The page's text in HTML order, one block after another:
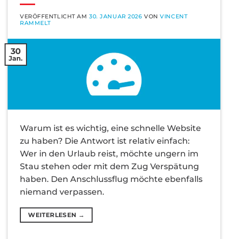
VERÖFFENTLICHT AM30. JANUAR 2026 VONVINCENT
RAMMELT
30
Jan.
Warum ist es wichtig, eine schnelle Website
zu haben? Die Antwort ist relativ einfach:
Wer in den Urlaub reist, möchte ungern im
Stau stehen oder mit dem Zug Verspätung
haben. Den Anschlussflug möchte ebenfalls
niemand verpassen.
WEITERLESEN →